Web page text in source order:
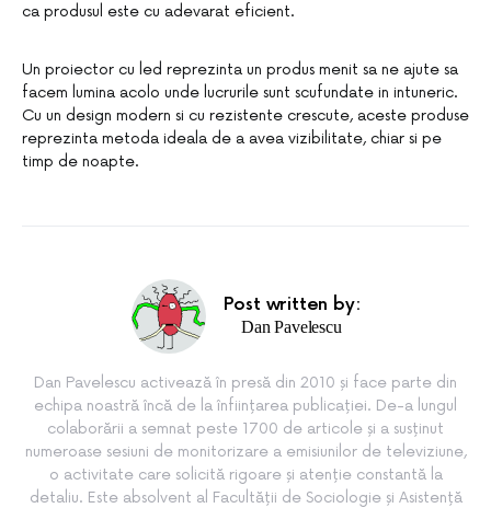
ca produsul este cu adevarat eficient.
Un proiector cu led reprezinta un produs menit sa ne ajute sa
facem lumina acolo unde lucrurile sunt scufundate in intuneric.
Cu un design modern si cu rezistente crescute, aceste produse
reprezinta metoda ideala de a avea vizibilitate, chiar si pe
timp de noapte.
Post written by:
Dan Pavelescu
Dan Pavelescu activează în presă din 2010 și face parte din
echipa noastră încă de la înființarea publicației. De-a lungul
colaborării a semnat peste 1700 de articole și a susținut
numeroase sesiuni de monitorizare a emisiunilor de televiziune,
o activitate care solicită rigoare și atenție constantă la
detaliu. Este absolvent al Facultății de Sociologie și Asistență